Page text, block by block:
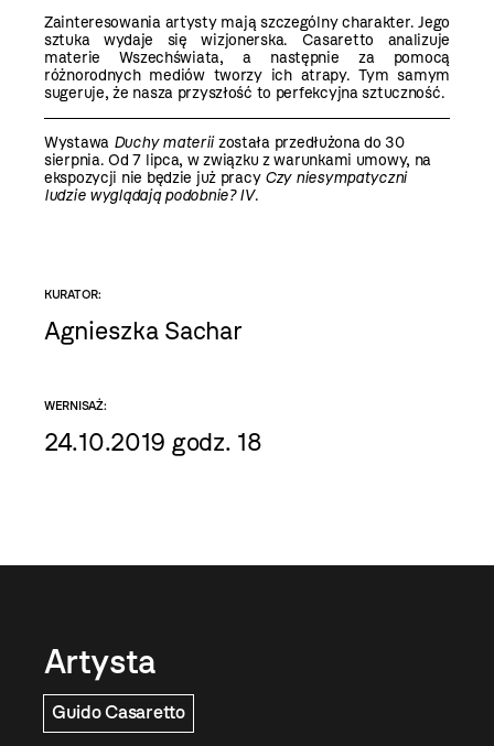
Zainteresowania artysty mają szczególny charakter. Jego
sztuka wydaje się wizjonerska. Casaretto analizuje
materie Wszechświata, a następnie za pomocą
różnorodnych mediów tworzy ich atrapy. Tym samym
sugeruje, że nasza przyszłość to perfekcyjna sztuczność.
Wystawa Duchy materiizostała przedłużona do 30
sierpnia. Od 7 lipca, w związku z warunkami umowy, na
ekspozycji nie będzie już pracy Czy niesympatyczni
ludzie wyglądają podobnie? IV.
KURATOR:
Agnieszka Sachar
WERNISAŻ:
24.10.2019 godz. 18
Artysta
Guido Casaretto